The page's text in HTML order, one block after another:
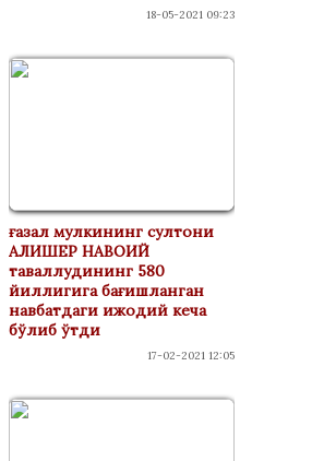
18-05-2021 09:23
ғазал мулкининг султони
АЛИШЕР НАВОИЙ
таваллудининг 580
йиллигига бағишланган
навбатдаги ижодий кеча
бўлиб ўтди
17-02-2021 12:05